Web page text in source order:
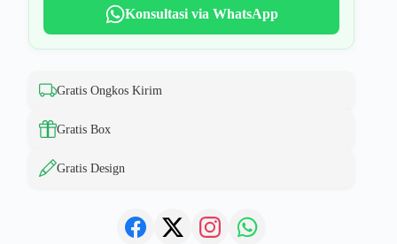
Konsultasi via WhatsApp
Gratis Ongkos Kirim
Gratis Box
Gratis Design